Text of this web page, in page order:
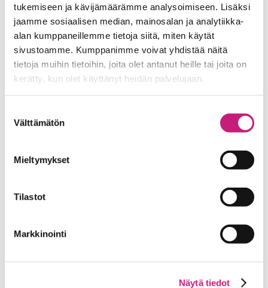
tukemiseen ja kävijämäärämme analysoimiseen. Lisäksi
jaamme sosiaalisen median, mainosalan ja analytiikka-
alan kumppaneillemme tietoja siitä, miten käytät
sivustoamme. Kumppanimme voivat yhdistää näitä
tietoja muihin tietoihin, joita olet antanut heille tai joita on
kerätty, kun olet käyttänyt heidän palvelujaan.
valinta
Välttämätön
Mieltymykset
Tilastot
Markkinointi
Näytä tiedot